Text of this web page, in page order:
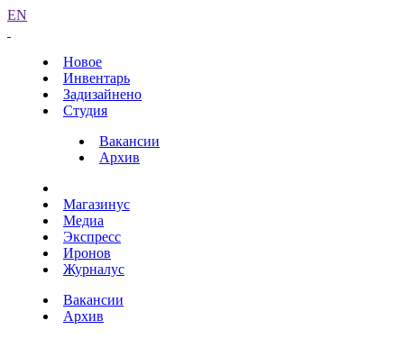
EN
Новое
Инвентарь
Задизайнено
Студия
Вакансии
Архив
Магазинус
Медиа
Экспресс
Иронов
Журналус
Вакансии
Архив